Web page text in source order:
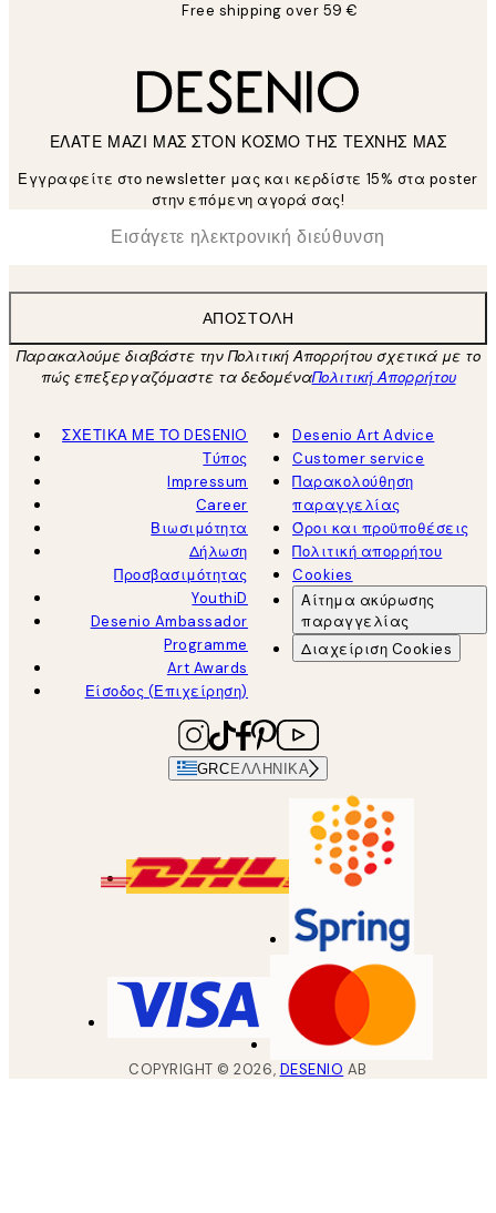
Free shipping over 59 €
ΕΛΑΤΕ ΜΑΖΙ ΜΑΣ ΣΤΟΝ ΚΟΣΜΟ ΤΗΣ ΤΕΧΝΗΣ ΜΑΣ
Εγγραφείτε στο newsletter μας και κερδίστε 15% στα poster
στην επόμενη αγορά σας!
Ηλεκτρονική Διεύθυνση
ΑΠΟΣΤΟΛΉ
Παρακαλούμε διαβάστε την Πολιτική Απορρήτου σχετικά με το
πώς επεξεργαζόμαστε τα δεδομέναΠολιτική Απορρήτου
ΣΧΕΤΙΚΑ ΜΕ ΤΟ DESENIO
Τύπος
Impressum
Career
Βιωσιμότητα
Δήλωση
Προσβασιμότητας
YouthiD
Desenio Ambassador
Programme
Art Awards
Είσοδος (Επιχείρηση)
Desenio Art Advice
Customer service
Παρακολούθηση
παραγγελίας
Όροι και προϋποθέσεις
Πολιτική απορρήτου
Cookies
Αίτημα ακύρωσης
παραγγελίας
Διαχείριση Cookies
GRCΕΛΛΗΝΙΚΆ
COPYRIGHT ©2026, DESENIO AB